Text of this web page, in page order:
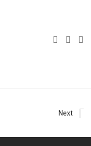
Next